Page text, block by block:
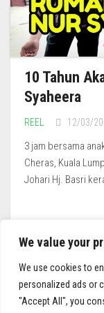
We value your
We use cookies to
personalized ads or
"Accept All", you
10 Tahun
Syaheera
REEL 12/03/
3 jam bersama
Cheras, Kuala
Johari Hj. Basri